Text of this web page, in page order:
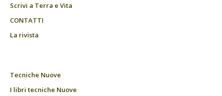
Scrivi a Terra e Vita
CONTATTI
La rivista
Tecniche Nuove
I libri tecniche Nuove